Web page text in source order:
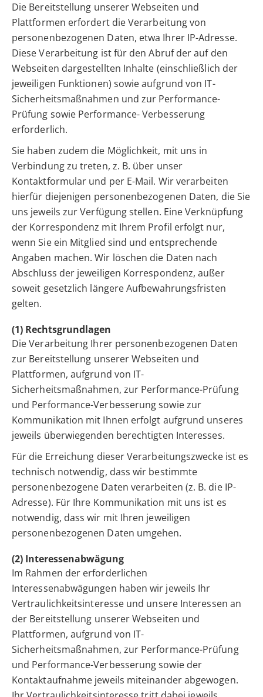
Die Bereitstellung unserer Webseiten und
Plattformen erfordert die Verarbeitung von
personenbezogenen Daten, etwa Ihrer IP-Adresse.
Diese Verarbeitung ist für den Abruf der auf den
Webseiten dargestellten Inhalte (einschließlich der
jeweiligen Funktionen) sowie aufgrund von IT-
Sicherheitsmaßnahmen und zur Performance-
Prüfung sowie Performance- Verbesserung
erforderlich.
Sie haben zudem die Möglichkeit, mit uns in
Verbindung zu treten, z. B. über unser
Kontaktformular und per E-Mail. Wir verarbeiten
hierfür diejenigen personenbezogenen Daten, die Sie
uns jeweils zur Verfügung stellen. Eine Verknüpfung
der Korrespondenz mit Ihrem Profil erfolgt nur,
wenn Sie ein Mitglied sind und entsprechende
Angaben machen. Wir löschen die Daten nach
Abschluss der jeweiligen Korrespondenz, außer
soweit gesetzlich längere Aufbewahrungsfristen
gelten.
(1) Rechtsgrundlagen
Die Verarbeitung Ihrer personenbezogenen Daten
zur Bereitstellung unserer Webseiten und
Plattformen, aufgrund von IT-
Sicherheitsmaßnahmen, zur Performance-Prüfung
und Performance-Verbesserung sowie zur
Kommunikation mit Ihnen erfolgt aufgrund unseres
jeweils überwiegenden berechtigten Interesses.
Für die Erreichung dieser Verarbeitungszwecke ist es
technisch notwendig, dass wir bestimmte
personenbezogene Daten verarbeiten (z. B. die IP-
Adresse). Für Ihre Kommunikation mit uns ist es
notwendig, dass wir mit Ihren jeweiligen
personenbezogenen Daten umgehen.
(2) Interessenabwägung
Im Rahmen der erforderlichen
Interessenabwägungen haben wir jeweils Ihr
Vertraulichkeitsinteresse und unsere Interessen an
der Bereitstellung unserer Webseiten und
Plattformen, aufgrund von IT-
Sicherheitsmaßnahmen, zur Performance-Prüfung
und Performance-Verbesserung sowie der
Kontaktaufnahme jeweils miteinander abgewogen.